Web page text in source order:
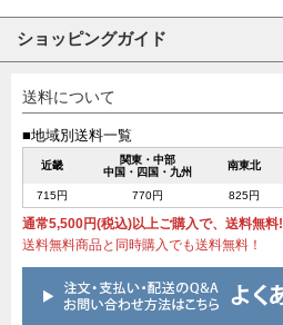
ショッピングガイド
送料について
■地域別送料一覧
近畿
関東・中部
中国・四国・九州
南東北
715円 770円 825円
通常5,500円(税込)以上ご購入で、送料無料!
送料無料商品と同時購入でも送料無料！